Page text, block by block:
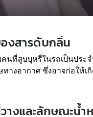
งสารดับกลิ่น
นที่สูบบุหรี่ในรถเป็นประ
างอากาศ ซึ่งอาจก่อให้เ
างและลักษณะน้ำ